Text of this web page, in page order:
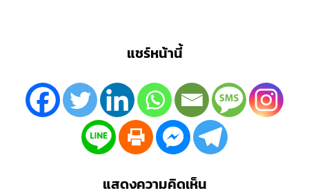
แชร์หน้านี้
แสดงความคิดเห็น